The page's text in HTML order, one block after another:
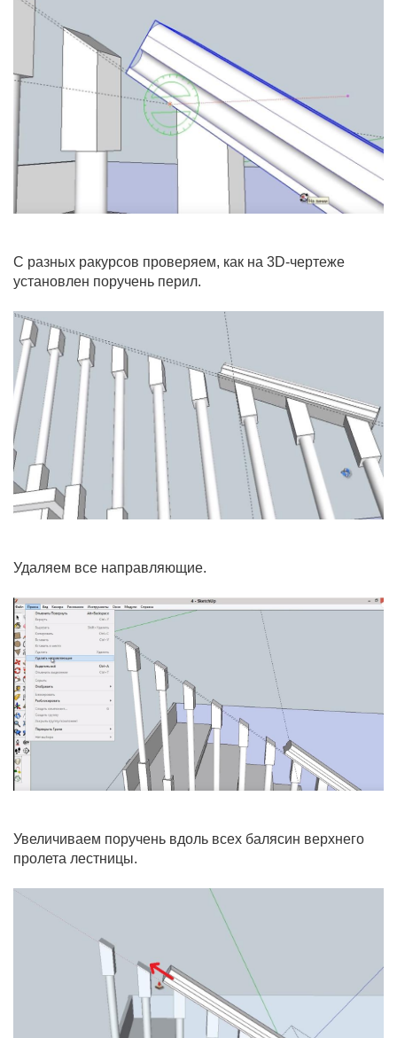
С разных ракурсов проверяем, как на 3D-чертеже
установлен поручень перил.
Удаляем все направляющие.
Увеличиваем поручень вдоль всех балясин верхнего
пролета лестницы.